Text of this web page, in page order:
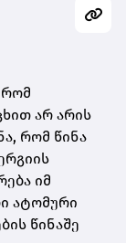
რომ
არ არის
რომ წინა
იმ
ატომური
წინაშე